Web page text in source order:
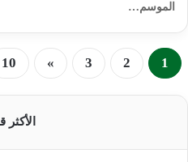
الموسم…
1
2
3
»
10
الأكثر